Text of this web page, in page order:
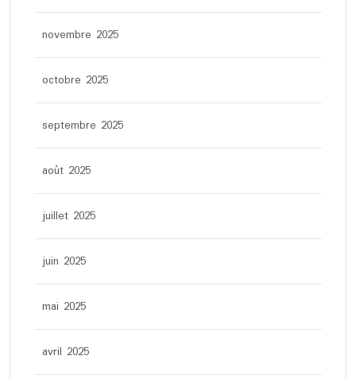
novembre 2025
octobre 2025
septembre 2025
août 2025
juillet 2025
juin 2025
mai 2025
avril 2025